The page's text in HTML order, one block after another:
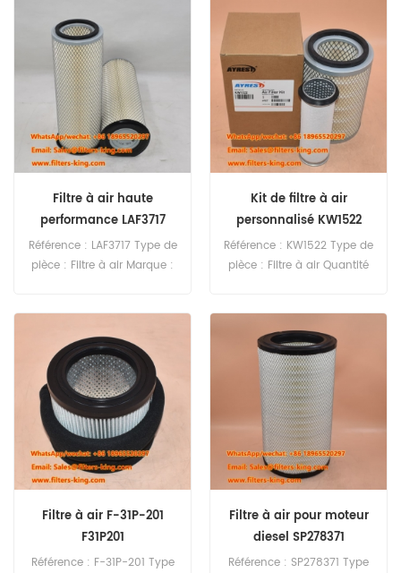
20 pièces
20 pièces
Filtre à air haute
performance LAF3717
Référence : LAF3717 Type de
pièce : Filtre à air Marque :
Kit de filtre à air
personnalisé KW1522
Référence : KW1522 Type de
pièce : Filtre à air Quantité
Filtre à air F-31P-201
F31P201
Référence : F-31P-201 Type
Filtre à air pour moteur
diesel SP278371
Référence : SP278371 Type